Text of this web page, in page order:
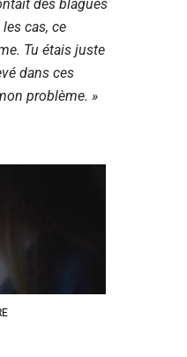
des blagues
cas, ce
Tu étais juste
dans ces
problème. »